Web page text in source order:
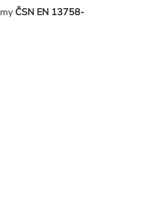
ČSN EN 13758-